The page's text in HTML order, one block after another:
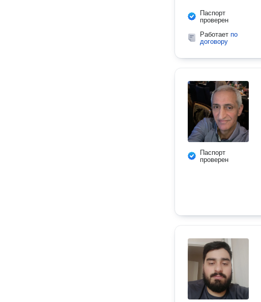
Паспорт
проверен
Работает по
договору
Паспорт
проверен